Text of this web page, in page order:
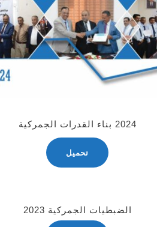
2024 بناء القدرات الجمركية
تحميل
الضبطيات الجمركية 2023